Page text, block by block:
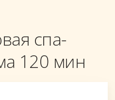
спа-
120 мин